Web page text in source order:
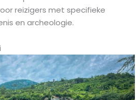
reizigers met specifieke
en archeologie.